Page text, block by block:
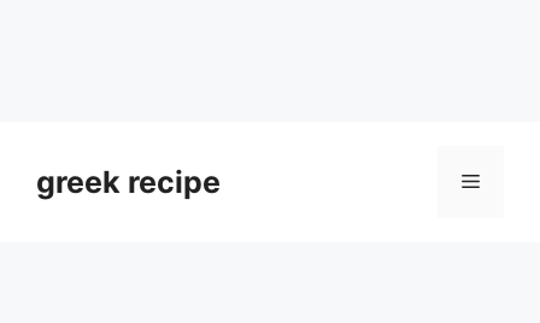
contentgreek recipe Menu